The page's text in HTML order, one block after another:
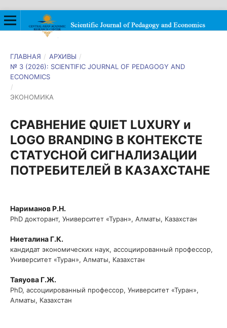
ГЛАВНАЯ / АРХИВЫ /
№ 3 (2026): SCIENTIFIC JOURNAL OF PEDAGOGY AND
ECONOMICS
/
ЭКОНОМИКА
СРАВНЕНИЕ QUIET LUXURY и
LOGO BRANDING В КОНТЕКСТЕ
СТАТУСНОЙ СИГНАЛИЗАЦИИ
ПОТРЕБИТЕЛЕЙ В КАЗАХСТАНЕ
Нариманов Р.Н.
PhD докторант, Университет «Туран», Алматы, Казахстан
Ниеталина Г.К.
кандидат экономических наук, ассоциированный профессор,
Университет «Туран», Алматы, Казахстан
Таяуова Г.Ж.
PhD, ассоциированный профессор, Университет «Туран»,
Алматы, Казахстан